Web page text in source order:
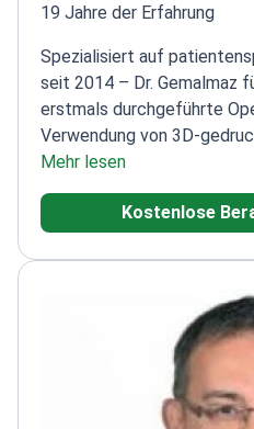
19 Jahre der Erfahrung
Spezialisiert auf
seit 2014 – Dr. Gemalmaz
erstmals durchgeführte
Verwendung von 3D-
Implantaten durch.
orthopädische Erfahrung,
BehandlungenDozent an
Fehlstellungen,
Universität, einer der
Fakultäten der Türkei
Mehr lesen
Kostenlose